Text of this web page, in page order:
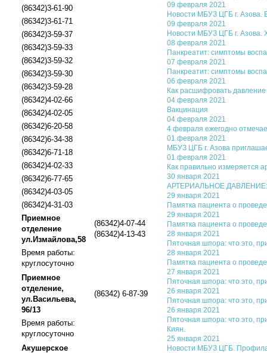
(86342)3-61-90
(86342)3-61-71
(86342)3-59-37
(86342)3-59-33
(86342)3-59-32
(86342)3-59-30
(86342)3-59-28
(86342)4-02-66
(86342)4-02-05
(86342)6-20-58
(86342)6-34-38
(86342)6-71-18
(86342)4-02-33
(86342)6-77-65
(86342)4-03-05
(86342)4-31-03
Приемное
отделение
ул.Измайлова,58
(86342)4-07-44
(86342)4-13-43
Время работы:
круглосуточно
Приемное
отделение,
ул.Васильева,
96/13
(86342) 6-87-39
Время работы:
круглосуточно
Акушерское
09 февраля 2021
Новости МБУЗ ЦГБ г. Азова.
09 февраля 2021
Новости МБУЗ ЦГБ г. Азова.
08 февраля 2021
Панкреатит: симптомы
07 февраля 2021
Панкреатит: симптомы
06 февраля 2021
Как расшифровать давление
04 февраля 2021
Вакцинация
04 февраля 2021
4 февраля ежегодно
01 февраля 2021
МБУЗ ЦГБ г. Азова
01 февраля 2021
Как правильно измеряется
30 января 2021
АРТЕРИАЛЬНОЕ
29 января 2021
Памятка пациента о
29 января 2021
Памятка пациента о
28 января 2021
Пяточная шпора: что это,
28 января 2021
Памятка пациента о
27 января 2021
Пяточная шпора: что это,
26 января 2021
Пяточная шпора: что это,
26 января 2021
Пяточная шпора: что это,
Киян.
25 января 2021
Новости МБУЗ ЦГБ.